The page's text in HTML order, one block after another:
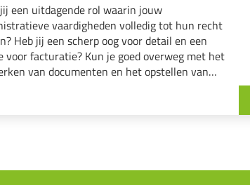
een uitdagende rol waarin jouw
vaardigheden volledig tot hun recht
Heb jij een scherp oog voor detail en een
voor facturatie? Kun je goed overweg met het
van documenten en het opstellen van